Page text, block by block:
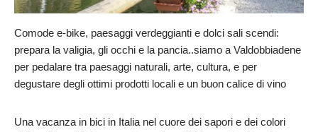
Comode e-bike, paesaggi verdeggianti e dolci sali scendi:
prepara la valigia, gli occhi e la pancia..siamo a Valdobbiadene
per pedalare tra paesaggi naturali, arte, cultura, e per
degustare degli ottimi prodotti locali e un buon calice di vino
Una vacanza in bici in Italia nel cuore dei sapori e dei colori